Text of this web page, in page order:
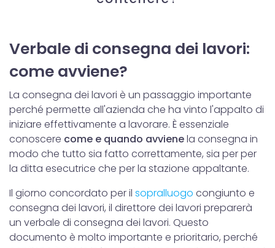
Verbale di consegna dei lavori:
come avviene?
La consegna dei lavori è un passaggio importante
perché permette all'azienda che ha vinto l'appalto di
iniziare effettivamente a lavorare. È essenziale
conoscere come e quando avvienela consegna in
modo che tutto sia fatto correttamente, sia per per
la ditta esecutrice che per la stazione appaltante.
Il giorno concordato per il sopralluogo congiunto e
consegna dei lavori, il direttore dei lavori preparerà
un verbale di consegna dei lavori. Questo
documento è molto importante e prioritario, perché